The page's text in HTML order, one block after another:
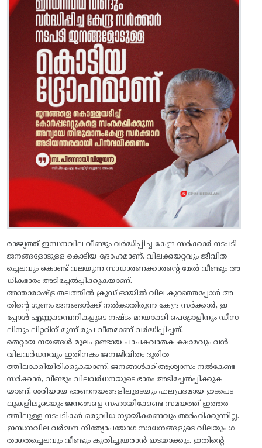
രാജ്യത്ത് ഇന്ധനവില വീണ്ടും വർദ്ധിപ്പിച്ച കേന്ദ്ര സർക്കാർ നടപടി
ജനങ്ങളോടുള്ള കൊടിയ ദ്രോഹമാണ്. വിലക്കയറ്റവും ജീവിത
ച്ചെലവും കൊണ്ട് വലയുന്ന സാധാരണക്കാരന്റെ മേൽ വീണ്ടും അ
ധികഭാരം അടിച്ചേൽപ്പിക്കുകയാണ്.
അന്താരാഷ്ട്ര തലത്തിൽ ക്രൂഡ് ഓയിൽ വില കുറഞ്ഞപ്പോൾ അ
തിന്റെ ഗുണം ജനങ്ങൾക്ക് നൽകാതിരുന്ന കേന്ദ്ര സർക്കാർ, ഇ
പ്പോൾ എണ്ണക്കമ്പനികളുടെ നഷ്ടം മറയാക്കി പെട്രോളിനും ഡീസ
ലിനും ലിറ്ററിന് മൂന്ന് രൂപ വീതമാണ് വർദ്ധിപ്പിച്ചത്.
തെറ്റായ നയങ്ങൾ മൂലം ഉണ്ടായ പാചകവാതക ക്ഷാമവും വൻ
വിലവർധനവും ഇതിനകം ജനജീവിതം ദുരിത
ത്തിലാക്കിയിരിക്കുകയാണ്. ജനങ്ങൾക്ക് ആശ്വാസം നൽകേണ്ട
സർക്കാർ, വീണ്ടും വിലവർധനയുടെ ഭാരം അടിച്ചേൽപ്പിക്കുക
യാണ്. ശരിയായ ഭരണനയങ്ങളിലൂടെയും ഫലപ്രദമായ ഇടപെട
ലുകളിലൂടെയും ജനങ്ങളെ സഹായിക്കേണ്ട സമയത്ത് ഇത്തര
ത്തിലുള്ള നടപടികൾ ഒരുവിധ ന്യായീകരണവും അർഹിക്കുന്നില്ല.
ഇന്ധനവില വർദ്ധന നിത്യോപയോഗ സാധനങ്ങളുടെ വിലയും ഗ
താഗതച്ചെലവും വീണ്ടും കുതിച്ചുയരാൻ ഇടയാക്കും. ഇതിന്റെ